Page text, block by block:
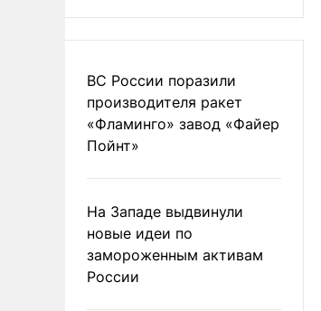
ВС России поразили
производителя ракет
«Фламинго» завод «Файер
Пойнт»
На Западе выдвинули
новые идеи по
замороженным активам
России